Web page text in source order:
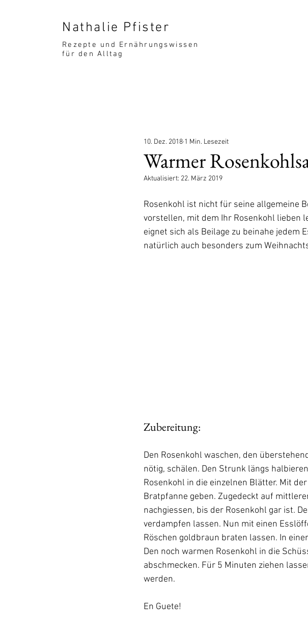
Nathalie Pfister
Rezepte und Ernährungswissen
für den Alltag
Warmer
10. Dez. 2018 1 Min. Lesezeit
Aktualisiert: 22. März 2019
Rosenkohl ist nicht für seine allgemeine
vorstellen, mit dem Ihr Rosenkohl lieben
eignet sich als Beilage zu beinahe jedem
natürlich auch besonders zum
Zubereitung:
Den Rosenkohl waschen, den
nötig, schälen. Den Strunk längs
Rosenkohl in die einzelnen Blätter. Mit
Bratpfanne geben. Zugedeckt auf
nachgiessen, bis der Rosenkohl gar ist.
verdampfen lassen. Nun mit einen
Röschen goldbraun braten lassen. In
Den noch warmen Rosenkohl in die
abschmecken. Für 5 Minuten ziehen
werden.
En Guete!